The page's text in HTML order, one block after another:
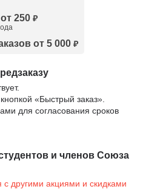
от 250 ₽
от 5 000 ₽
«Быстрый заказ».
для согласования сроков
и членов Союза
с другими акциями и скидками